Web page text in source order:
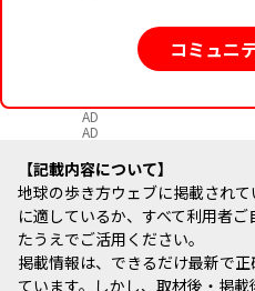
コミュニ
AD
AD
記載内容について
地球の歩き方ウェブに掲載され
に適しているか、すべて利用者
たうえでご活用ください。
掲載情報は、できるだけ最新で
ています。しかし、取材後・掲